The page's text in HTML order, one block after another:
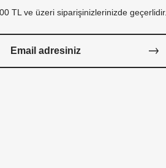
TL ve üzeri siparişinizlerinizde geçerlidir.